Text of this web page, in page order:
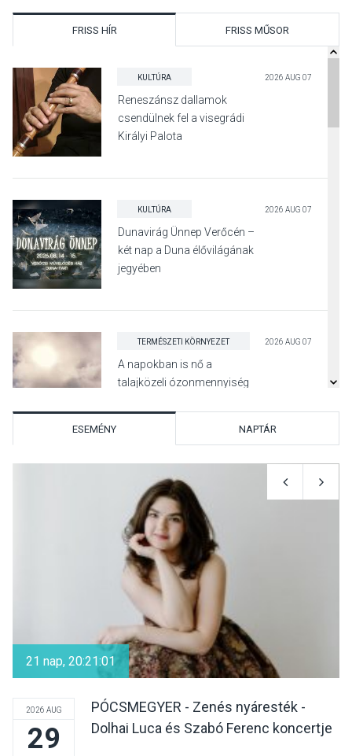
FRISS HÍR FRISS MŰSOR
KULTÚRA 2026 AUG 07
Reneszánsz dallamok
csendülnek fel a visegrádi
Királyi Palota
KULTÚRA 2026 AUG 07
Dunavirág Ünnep Verőcén –
két nap a Duna élővilágának
jegyében
TERMÉSZETI KÖRNYEZET 2026 AUG 07
A napokban is nő a
talajközeli ózonmennyiség
Mi a pszichológia, és miért
van rá szükségünk? –
Beszélgetés a Kacsakő
Irodalmi Színpadon
Különleges csillagles lesz
Tahitótfaluban a Bodor
Majorban
ESEMÉNY NAPTÁR
21 nap, 20:21:01
2026 AUG
29
PÓCSMEGYER - Zenés nyáresték -
Dolhai Luca és Szabó Ferenc koncertje